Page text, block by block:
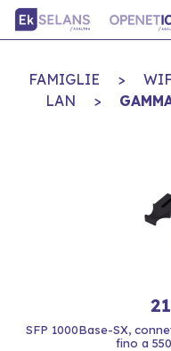
FAMIGLIE >
LAN
>
SFP 1000Base-SX,
fino a